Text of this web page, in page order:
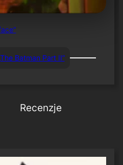
Batman Part II”
Recenzje